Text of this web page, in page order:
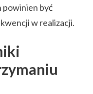
powinien być
w realizacji.